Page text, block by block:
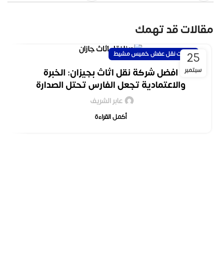
مقالات قد تهمك
25
سبتمبر
خدمات نقل عفش خميس مشيط
افضل شركة نقل اثاث بجيزان: الخبرة
والاعتمادية تجعل الفارس تحتل الصدارة
عابر الشريف
أكمل القراءة